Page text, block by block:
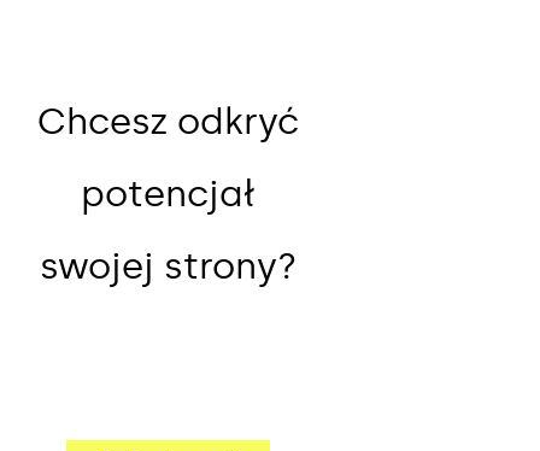
Chcesz odkryć
potencjał
swojej strony?